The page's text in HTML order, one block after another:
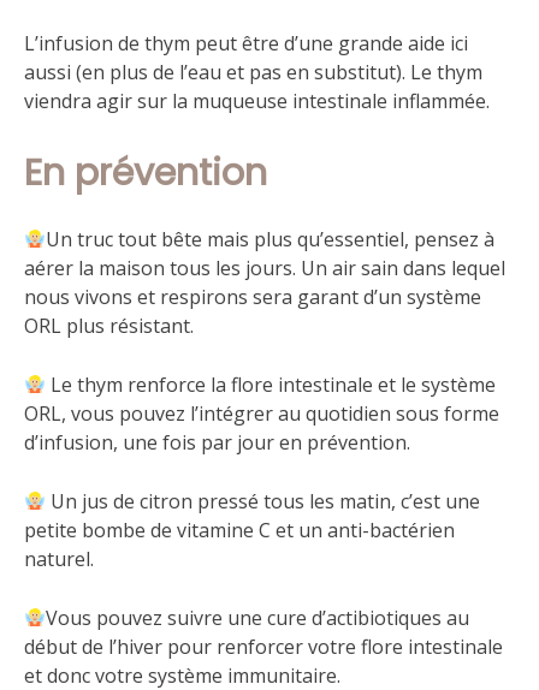
L’infusion de thym peut être d’une grande aide ici
aussi (en plus de l’eau et pas en substitut). Le thym
viendra agir sur la muqueuse intestinale inflammée.
En prévention
Un truc tout bête mais plus qu’essentiel, pensez à
aérer la maison tous les jours. Un air sain dans lequel
nous vivons et respirons sera garant d’un système
ORL plus résistant.
Le thym renforce la flore intestinale et le système
ORL, vous pouvez l’intégrer au quotidien sous forme
d’infusion, une fois par jour en prévention.
Un jus de citron pressé tous les matin, c’est une
petite bombe de vitamine C et un anti-bactérien
naturel.
Vous pouvez suivre une cure d’actibiotiques au
début de l’hiver pour renforcer votre flore intestinale
et donc votre système immunitaire.